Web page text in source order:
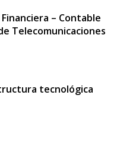
– Contable
Telecomunicaciones
tecnológica